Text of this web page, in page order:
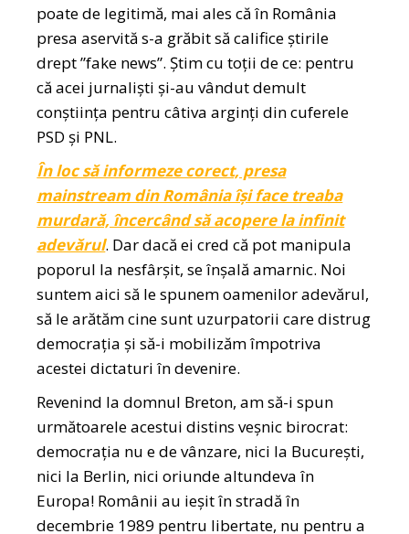
poate de legitimă, mai ales că în România
presa aservită s-a grăbit să califice știrile
drept ”fake news”. Știm cu toții de ce: pentru
că acei jurnaliști și-au vândut demult
conștiința pentru câtiva arginți din cuferele
PSD și PNL.
În loc să informeze corect, presa
mainstream din România își face treaba
murdară, încercând să acopere la infinit
adevărul. Dar dacă ei cred că pot manipula
poporul la nesfârșit, se înșală amarnic. Noi
suntem aici să le spunem oamenilor adevărul,
să le arătăm cine sunt uzurpatorii care distrug
democrația și să-i mobilizăm împotriva
acestei dictaturi în devenire.
Revenind la domnul Breton, am să-i spun
următoarele acestui distins veșnic birocrat:
democrația nu e de vânzare, nici la București,
nici la Berlin, nici oriunde altundeva în
Europa! Românii au ieșit în stradă în
decembrie 1989 pentru libertate, nu pentru a